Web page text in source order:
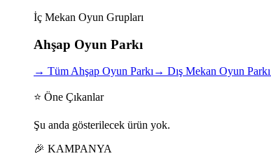
İç Mekan Oyun Grupları
Ahşap Oyun Parkı
→ Tüm Ahşap Oyun Parkı→ Dış Mekan Oyun Parkı
⭐ Öne Çıkanlar
Şu anda gösterilecek ürün yok.
🎉 KAMPANYA